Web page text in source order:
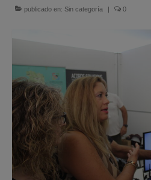
Empleo Público
Gastrofest
Información empresas incendio
publicado en: Sin categoría | 0